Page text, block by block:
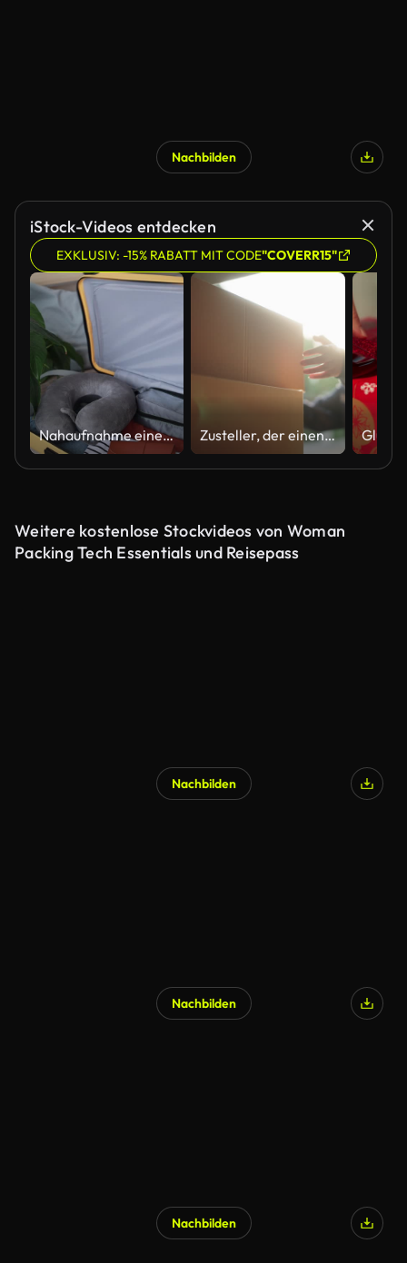
Nachbilden
iStock-Videos entdecken
EXKLUSIV: -15% RABATT MIT CODE"COVERR15"
Nahaufnahme einer Frau, die Dinge in einen Koffer packt Zusteller, der einen Karton aus dem Lieferwagen zur Lieferung nimmt.
Weitere kostenlose Stockvideos von Woman
Packing Tech Essentials und Reisepass
Nachbilden
Nachbilden
Nachbilden